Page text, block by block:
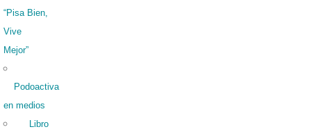
“Pisa Bien,
Vive
Mejor”
Podoactiva
en medios
Libro